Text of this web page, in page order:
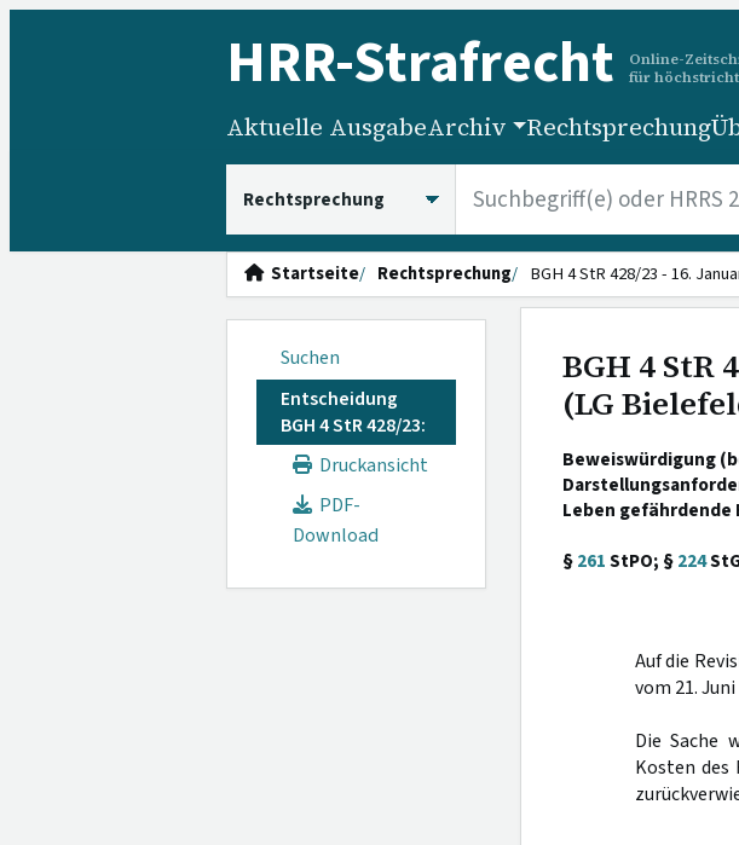
HRR-Strafrecht
Online-
für
Aktuelle AusgabeArchiv Rechtsprechung
Startseite Rechtsprechung BGH 4 StR 428/23 - 16.
Suchen
Entscheidung
BGH 4 StR 428/23:
Druckansicht
PDF-
Download
BGH 4 StR
(LG
Beweiswürdigung
Leben
§261StPO; §224
Auf die
vom 21.
Die Sache
Kosten des